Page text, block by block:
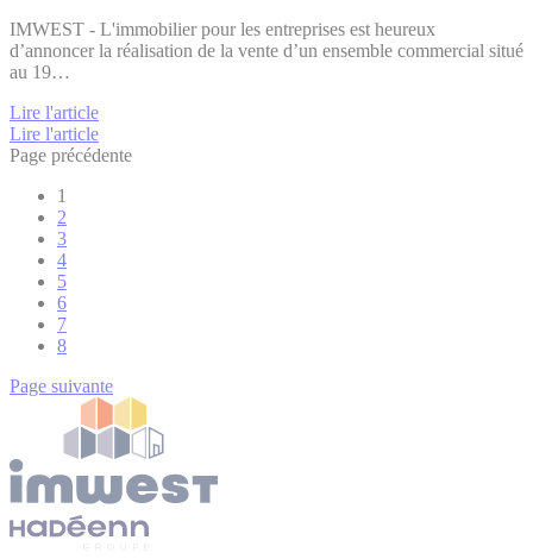
IMWEST - L'immobilier pour les entreprises est heureux
d’annoncer la réalisation de la vente d’un ensemble commercial situé
au 19…
Lire l'article
Lire l'article
Page précédente
1
2
3
4
5
6
7
8
Page suivante